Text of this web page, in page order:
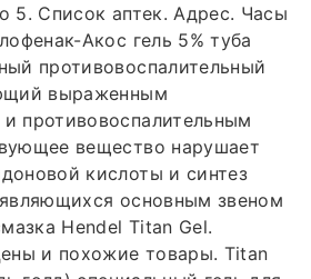
5. Список аптек. Адрес. Часы
Акос гель 5% туба
противовоспалительный
выраженным
противовоспалительным
вещество нарушает
кислоты и синтез
основным звеном
Hendel Titan Gel.
и похожие товары. Titan